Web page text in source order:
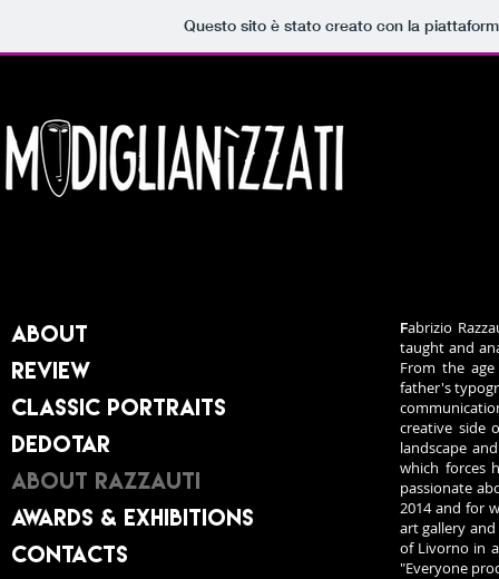
Questo sito è stato creato con la
Fabrizio
taught and
From the
father's
creative side
landscape
which forces
passionate
2014 and for
art gallery
of Livorno in
"Everyone
About
Review
Classic Portraits
Dedotar
About Razzauti
Awards & Exhibitions
Contacts